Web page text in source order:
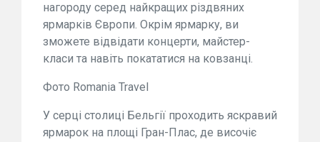
нагороду серед найкращих різдвяних
ярмарків Європи. Окрім ярмарку, ви
зможете відвідати концерти, майстер-
класи та навіть покататися на ковзанці.
Фото Romania Travel
У серці столиці Бельгії проходить яскравий
ярмарок на площі Гран-Плас, де височіє